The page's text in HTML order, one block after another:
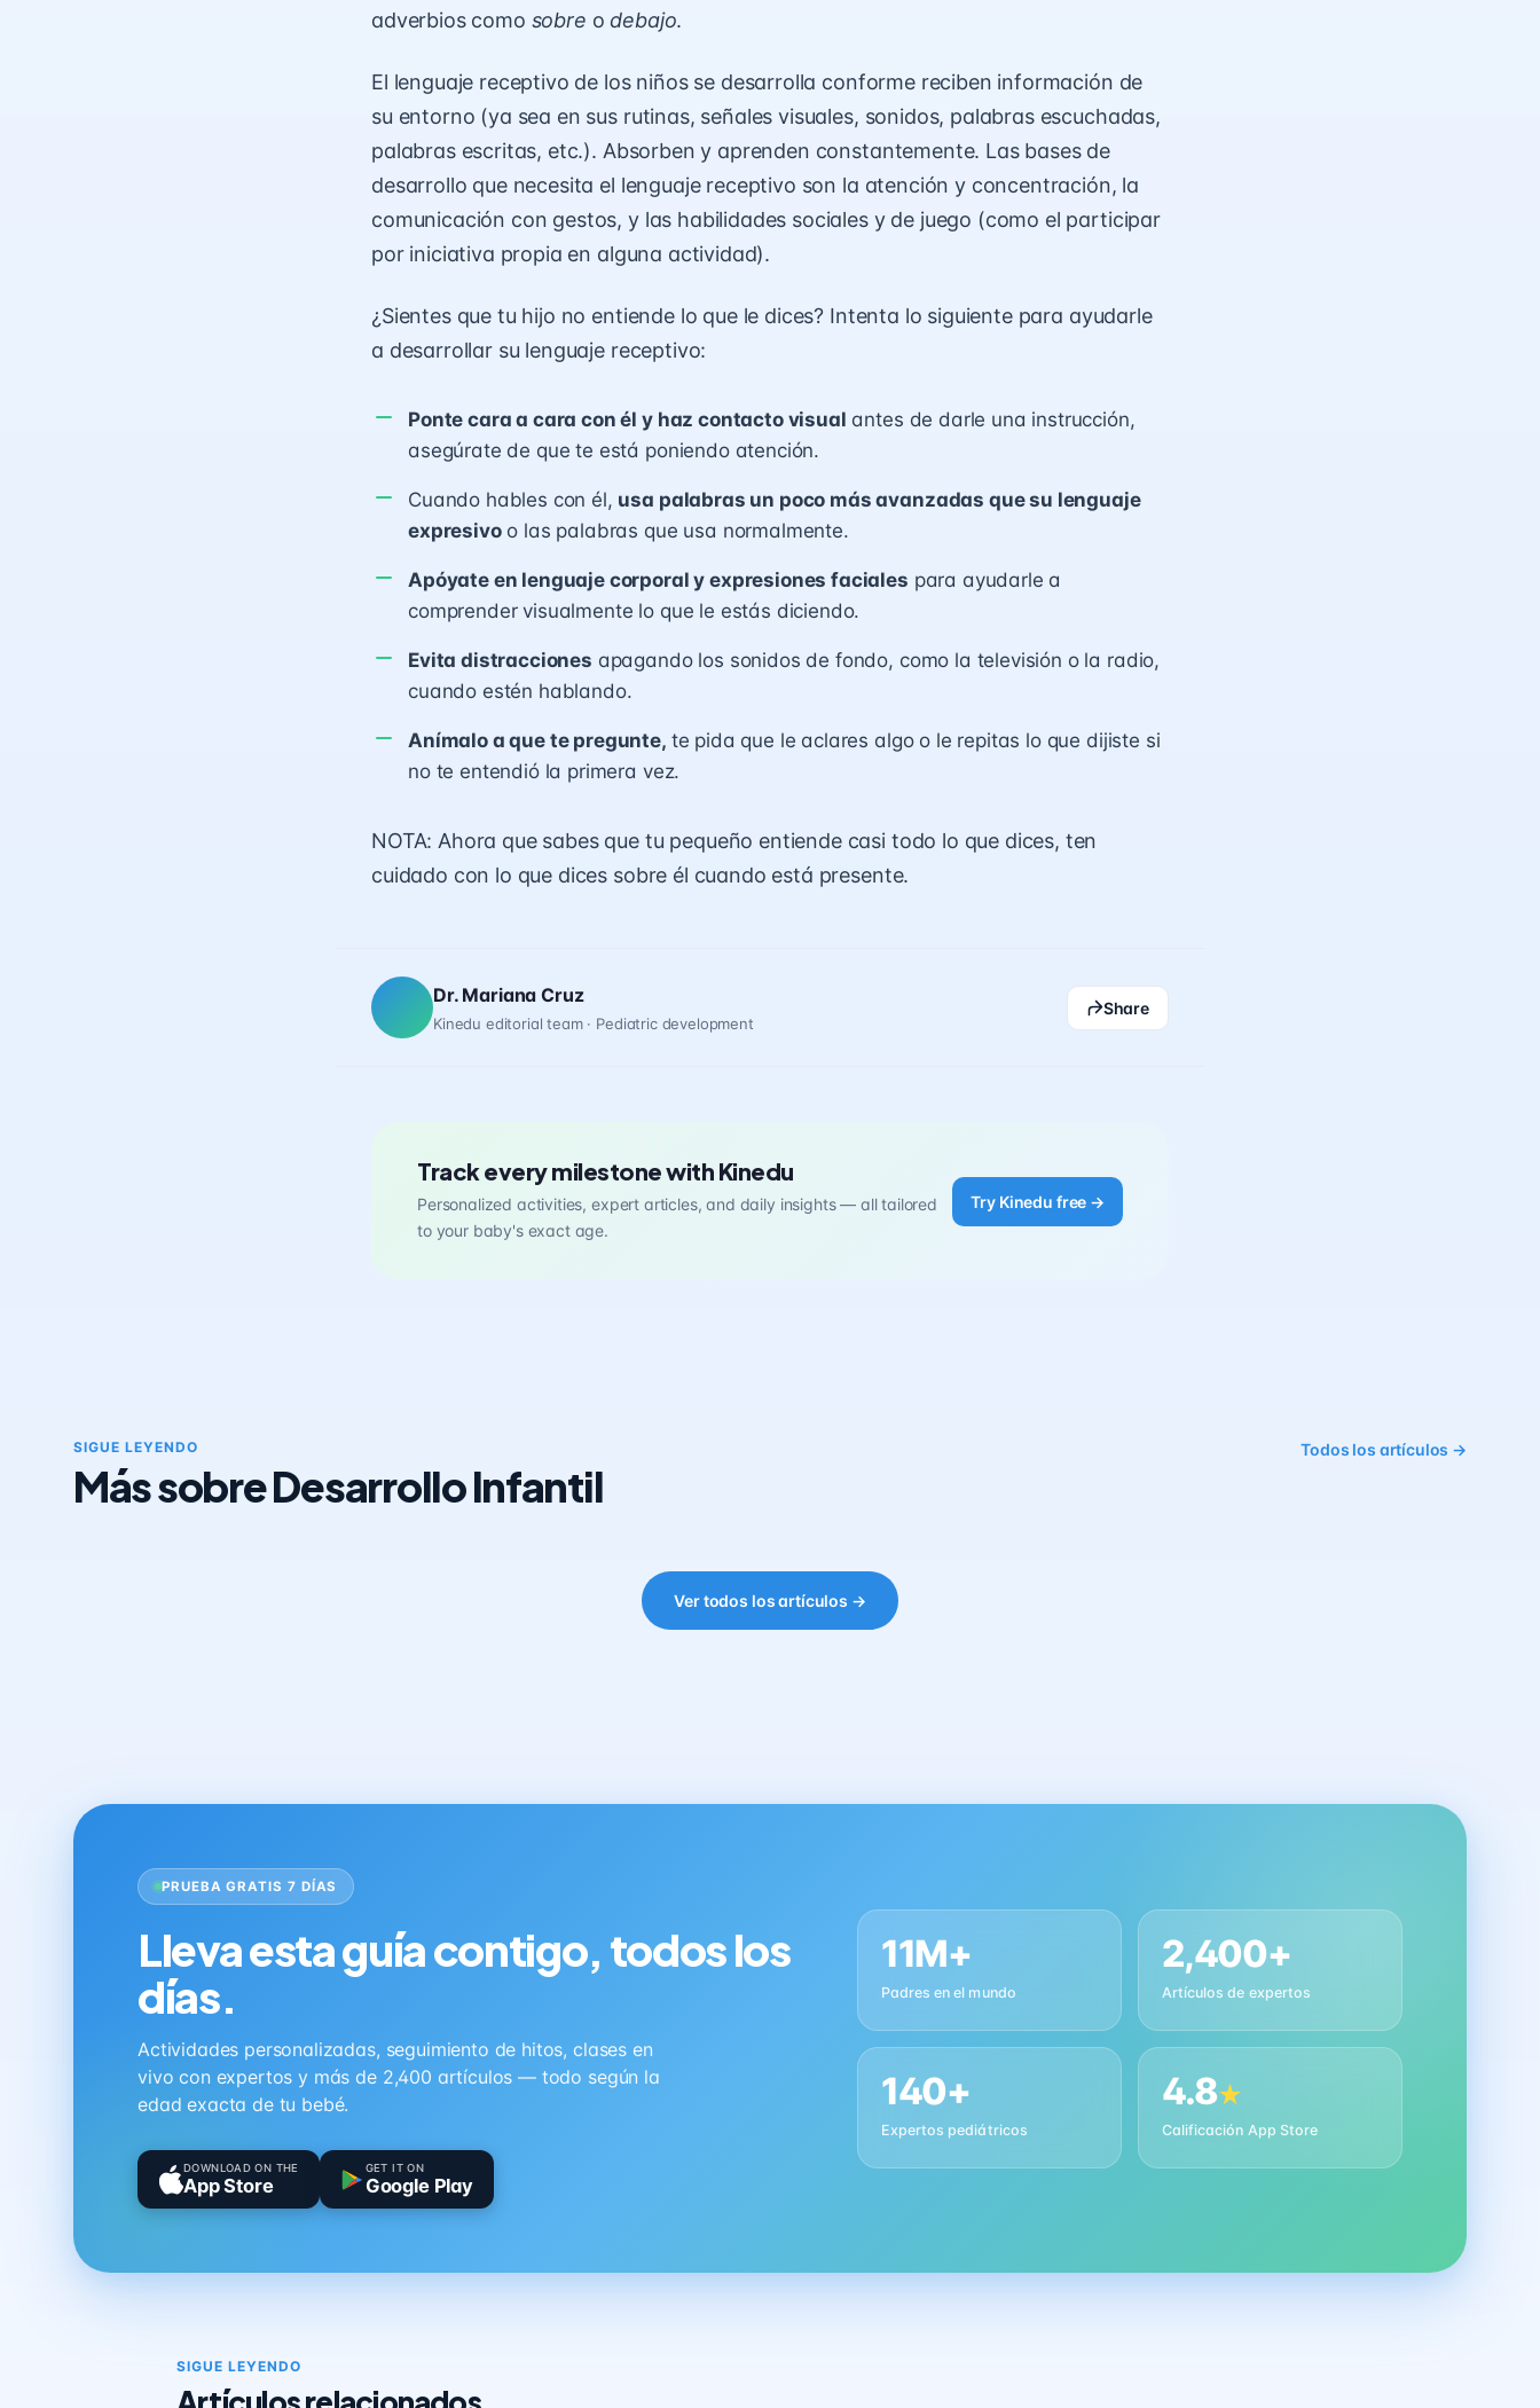
adverbios como sobre odebajo.
El lenguaje receptivo de los niños se desarrolla conforme reciben información de
su entorno (ya sea en sus rutinas, señales visuales, sonidos, palabras escuchadas,
palabras escritas, etc.). Absorben y aprenden constantemente. Las bases de
desarrollo que necesita el lenguaje receptivo son la atención y concentración, la
comunicación con gestos, y las habilidades sociales y de juego (como el participar
por iniciativa propia en alguna actividad).
¿Sientes que tu hijo no entiende lo que le dices? Intenta lo siguiente para ayudarle
a desarrollar su lenguaje receptivo:
Ponte cara a cara con él y haz contacto visual antes de darle una instrucción,
asegúrate de que te está poniendo atención.
Cuando hables con él, usa palabras un poco más avanzadas que su lenguaje
expresivoo las palabras que usa normalmente.
Apóyate en lenguaje corporal y expresiones faciales para ayudarle a
comprender visualmente lo que le estás diciendo.
Evita distracciones apagando los sonidos de fondo, como la televisión o la radio,
cuando estén hablando.
Anímalo a que te pregunte, te pida que le aclares algo o le repitas lo que dijiste si
no te entendió la primera vez.
NOTA: Ahora que sabes que tu pequeño entiende casi todo lo que dices, ten
cuidado con lo que dices sobre él cuando está presente.
Dr. Mariana Cruz
Kinedu editorial team · Pediatric development
Share
Track every milestone with Kinedu
Personalized activities, expert articles, and daily insights — all tailored
to your baby's exact age.
Try Kinedu free →
SIGUE LEYENDO
Más sobre Desarrollo Infantil
Todos los artículos →
Ver todos los artículos →
PRUEBA GRATIS 7 DÍAS
Lleva esta guía contigo, todos los
días.
Actividades personalizadas, seguimiento de hitos, clases en
vivo con expertos y más de 2,400 artículos — todo según la
edad exacta de tu bebé.
DOWNLOAD ON THE
App Store
GET IT ON
Google Play
11M+
Padres en el mundo
2,400+
Artículos de expertos
140+
Expertos pediátricos
4.8★
Calificación App Store
SIGUE LEYENDO